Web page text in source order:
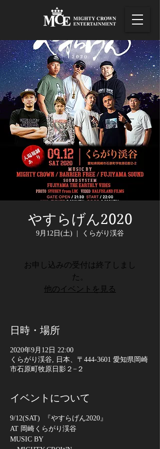
やすらげん2020
9月12日(土) くらがり渓谷
お申し込みの受付は終了しまし
た。
他のイベントを見る
日時・場所
2020年9月12日 22:00
くらがり渓谷, 日本、〒444-3601 愛知県岡崎
市石原町牧原日影２−２
イベントについて
9/12(SAT)  『やすらげん2020』
AT 岡崎くらがり渓谷
MUSIC BY